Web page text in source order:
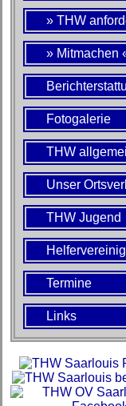
» THW
» Mitmachen
Fotogalerie
THW
Unser
THW Jugend
Termine
Links